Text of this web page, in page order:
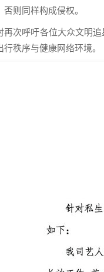
否则同样构成侵权。
再次呼吁各位大众文明
行秩序与健康网络环境。